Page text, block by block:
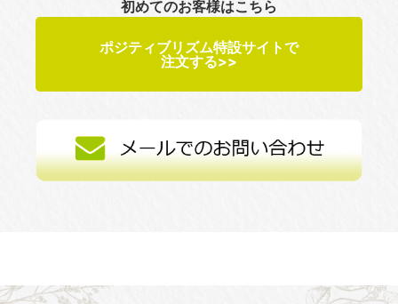
初めてのお客様はこちら
ポジティブリズム特設サイトで
注文する>>